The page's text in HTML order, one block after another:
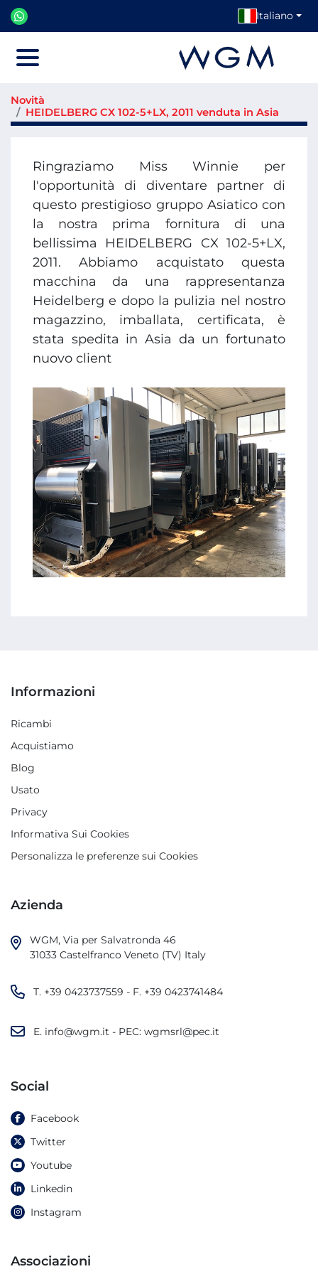
Italiano
Novità
HEIDELBERG CX 102-5+LX, 2011 venduta in Asia
Ringraziamo Miss Winnie per
l'opportunità di diventare partner di
questo prestigioso gruppo Asiatico con
la nostra prima fornitura di una
bellissima HEIDELBERG CX 102-5+LX,
2011. Abbiamo acquistato questa
macchina da una rappresentanza
Heidelberg e dopo la pulizia nel nostro
magazzino, imballata, certificata, è
stata spedita in Asia da un fortunato
nuovo client
Azienda
WGM, Via per Salvatronda 46
31033 Castelfranco Veneto (TV) Italy
T. +39 0423737559 - F. +39 0423741484
E. info@wgm.it - PEC: wgmsrl@pec.it
Informazioni
Ricambi
Acquistiamo
Blog
Usato
Privacy
Informativa Sui Cookies
Personalizza le preferenze sui Cookies
Social
Facebook
Twitter
Youtube
Linkedin
Instagram
Associazioni